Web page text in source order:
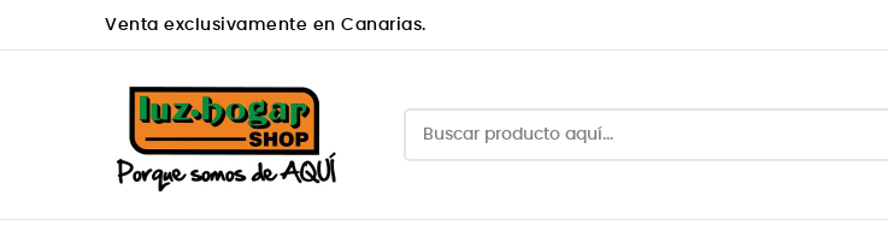
Venta exclusivamente en Canarias.